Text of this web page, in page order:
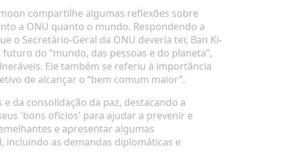
compartilhe algumas reflexões sobre
a ONU quanto o mundo. Respondendo a
o Secretário-Geral da ONU deveria ter, Ban Ki-
do “mundo, das pessoas e do planeta”,
Ele também se referiu à importância
de alcançar o “bem comum maior”.
da consolidação da paz, destacando a
'bons ofícios' para ajudar a prevenir e
e apresentar algumas
as demandas diplomáticas e